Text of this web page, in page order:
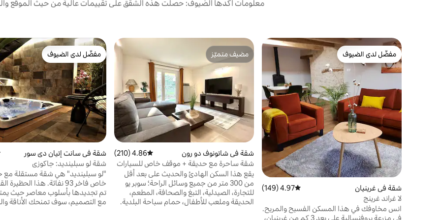
معلومات أكدها الضيوف: حصلت هذه الشقق على تقييمات عالية من حيث الموقع
مفضّل لدى الضيوف
مفضّل لدى الضيوف
شقة في غرينيان متوسط التقييم 4.97 من 5، 149 مراجعات
4.97 (149)
لا غراند غرينج
انس مخاوفك في هذا المسكن الفسيح والمريح.
في مزرعة بروفنسالية على بعد 3 كم من غرينيان،
مضيف متميّز
مضيف متميّز
شقة في شاتونوف دو رون متوسط التقييم 4.86 من 5، 210 مراجعات
4.86 (210)
شقة ساحرة مع حديقة + موقف خاص للسيارات
يقع هذا السكن الهادئ والحديث على بعد أقل
من 300 متر من جميع وسائل الراحة؛ سوبر يو
للتجارة، الصيدلية، التبغ والصحافة، المطعم،
الحديقة وملعب للأطفال، حمام سباحة البلدية.
مفضّل لدى الضيوف
مفضّل لدى الضيوف
شقة في سانت إتيان دي سور
شقة لو سبلينديد: جاكوزي
"لو سبلينديد" هي شقة مستقلة مع
خاص فاخر 93 نفاثة. هذا
تم تجديدها بأسلوب معاصر حيث
مع التصميم، سوف تمنحك الأناقة